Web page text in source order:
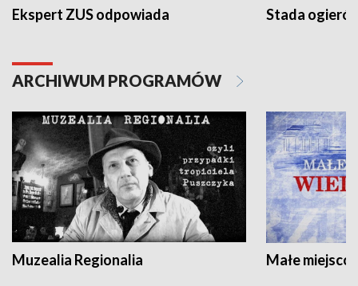
Ekspert ZUS odpowiada Stada
ARCHIWUM PROGRAMÓW
Muzealia Regionalia Małe